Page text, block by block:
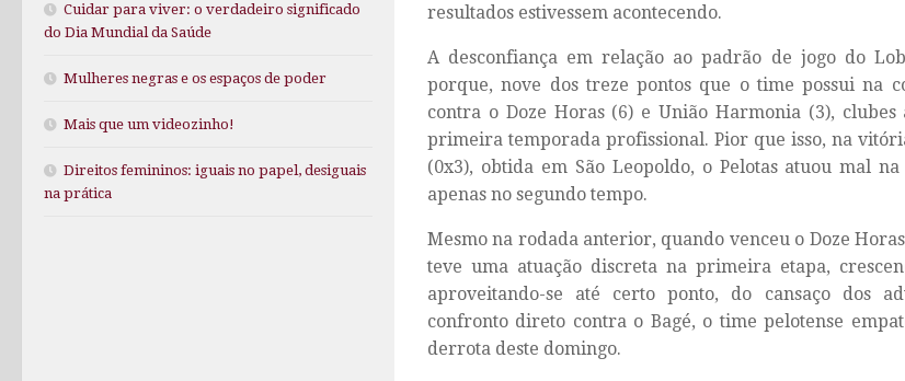
resultados estivessem acontecendo.
A desconfiança em relação ao padrão de jogo do
porque, nove dos treze pontos que o time possui na
contra o Doze Horas (6) e União Harmonia (3), clubes
primeira temporada profissional. Pior que isso, na
(0x3), obtida em São Leopoldo, o Pelotas atuou mal
apenas no segundo tempo.
Mesmo na rodada anterior, quando venceu o Doze
teve uma atuação discreta na primeira etapa,
aproveitando-se até certo ponto, do cansaço dos
confronto direto contra o Bagé, o time pelotense
derrota deste domingo.
Cuidar para viver: o verdadeiro significado
do Dia Mundial da Saúde
Mulheres negras e os espaços de poder
Mais que um videozinho!
Direitos femininos: iguais no papel, desiguais
na prática